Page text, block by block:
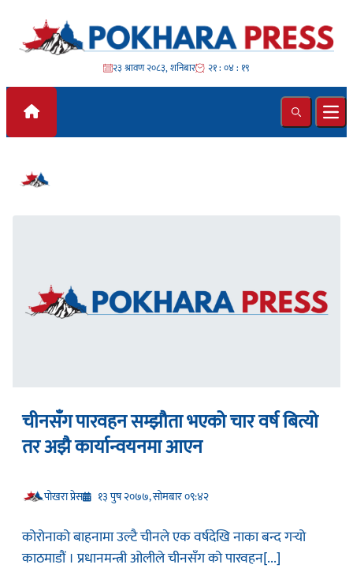
Skip to content
२३ श्रावण २०८३, शनिबार २१ : ०४ : १९
Search
चीनसँग पारवहन सम्झौता भएको चार वर्ष बित्यो
तर अझै कार्यान्वयनमा आएन
प‍ोखरा प्रेस १३ पुष २०७७, सोमबार ०९:४२
कोरोनाको बाहनामा उल्टै चीनले एक वर्षदेखि नाका बन्द गर्‍यो
काठमाडौं । प्रधानमन्त्री ओलीले चीनसँग को पारवहन[...]